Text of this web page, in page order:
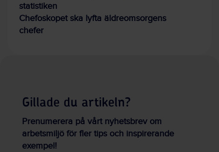
statistiken
Chefoskopet ska lyfta äldreomsorgens
chefer
Gillade du artikeln?
Prenumerera på vårt nyhetsbrev om
arbetsmiljö för fler tips och inspirerande
exempel!